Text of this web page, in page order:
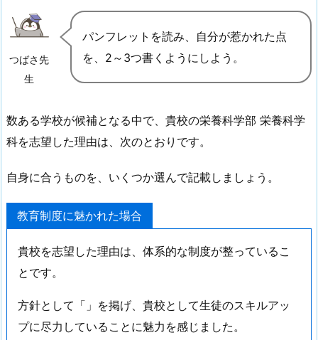
つばさ先
生
パンフレットを読み、自分が惹かれた点
を、2～3つ書くようにしよう。
数ある学校が候補となる中で、貴校の栄養科学部 栄養科学
科を志望した理由は、次のとおりです。
自身に合うものを、いくつか選んで記載しましょう。
教育制度に魅かれた場合
貴校を志望した理由は、体系的な制度が整っているこ
とです。
方針として「」を掲げ、貴校として生徒のスキルアッ
プに尽力していることに魅力を感じました。